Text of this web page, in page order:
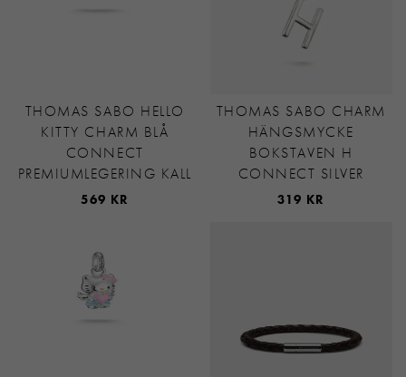
THOMAS SABO HELLO
KITTY CHARM BLÅ
CONNECT
PREMIUMLEGERING KALL
569 KR
THOMAS SABO CHARM
HÄNGSMYCKE
BOKSTAVEN H
CONNECT SILVER
319 KR